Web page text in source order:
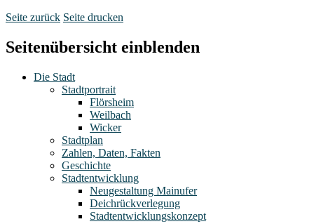
Seite zurück Seite drucken
Seitenübersicht einblenden
Die Stadt
Stadtportrait
Flörsheim
Weilbach
Wicker
Stadtplan
Zahlen, Daten, Fakten
Geschichte
Stadtentwicklung
Neugestaltung Mainufer
Deichrückverlegung
Stadtentwicklungskonzept